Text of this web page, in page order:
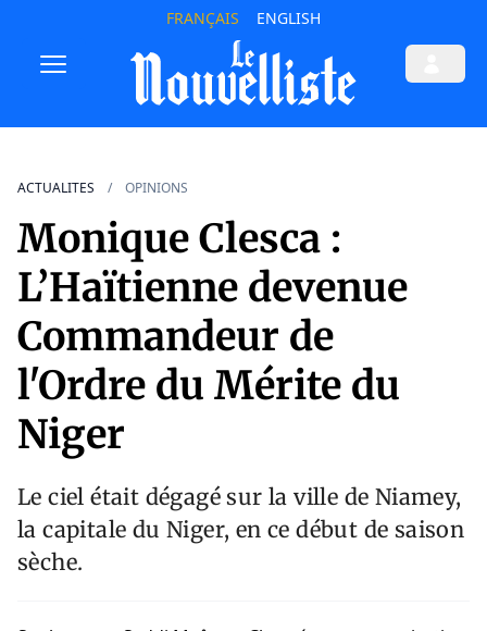
FRANÇAIS ENGLISH
ACTUALITES OPINIONS
Monique Clesca :
L’Haïtienne devenue
Commandeur de
l'Ordre du Mérite du
Niger
Le ciel était dégagé sur la ville de Niamey,
la capitale du Niger, en ce début de saison
sèche.